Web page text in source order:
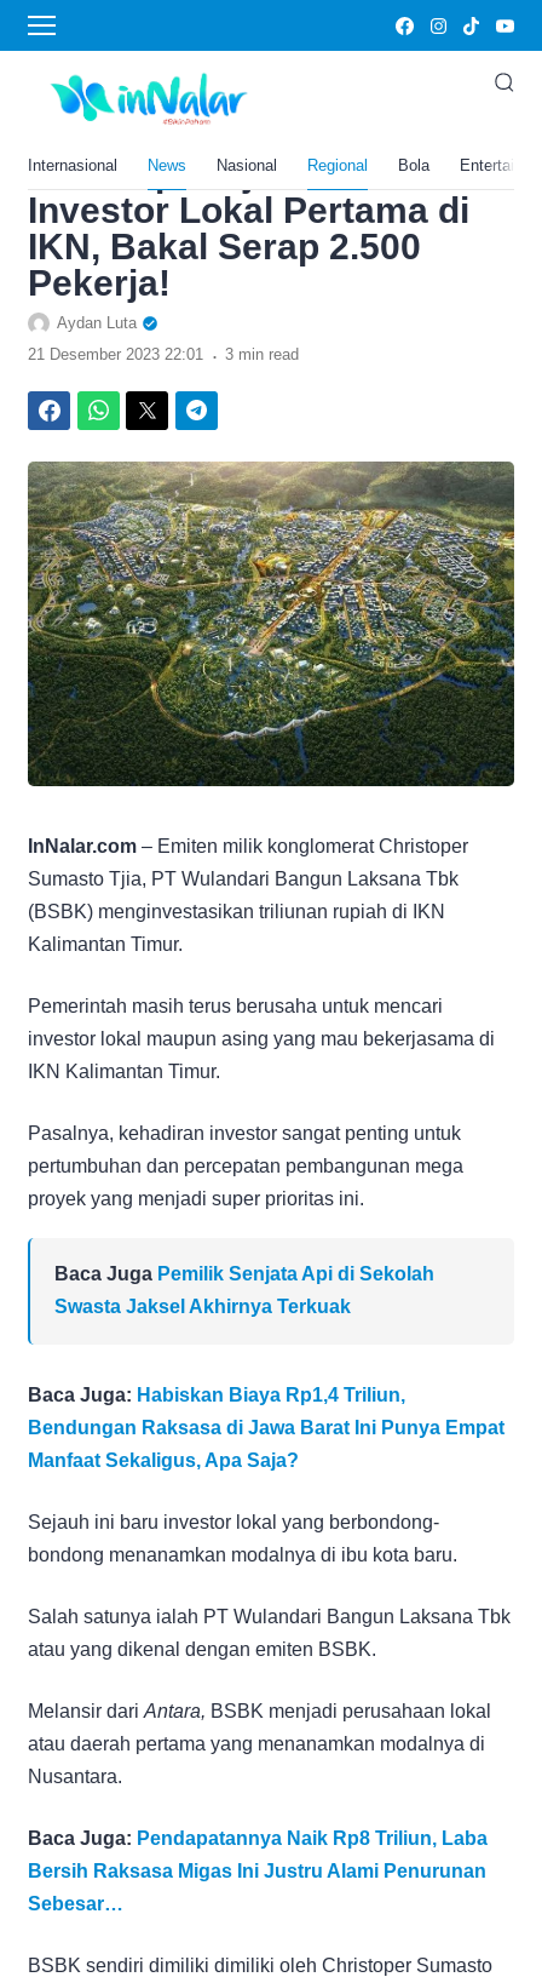
Internasional News Nasional Regional Bola
Home›News
Hebat! Investasi Rp3 Triliun,
Emiten Konglomerat
Christoper Tjia Jadi
Investor Lokal Pertama di
IKN, Bakal Serap 2.500
Pekerja!
Aydan Luta
21 Desember 2023 22:01 . 3 min read
InNalar.com – Emiten milik konglomerat Christoper
Sumasto Tjia, PT Wulandari Bangun Laksana Tbk
(BSBK) menginvestasikan triliunan rupiah di IKN
Kalimantan Timur.
Pemerintah masih terus berusaha untuk mencari
investor lokal maupun asing yang mau bekerjasama di
IKN Kalimantan Timur.
Pasalnya, kehadiran investor sangat penting untuk
pertumbuhan dan percepatan pembangunan mega
proyek yang menjadi super prioritas ini.
Baca Juga Pemilik Senjata Api di Sekolah
Swasta Jaksel Akhirnya Terkuak
Baca Juga: Habiskan Biaya Rp1,4 Triliun,
Bendungan Raksasa di Jawa Barat Ini Punya Empat
Manfaat Sekaligus, Apa Saja?
Sejauh ini baru investor lokal yang berbondong-
bondong menanamkan modalnya di ibu kota baru.
Salah satunya ialah PT Wulandari Bangun Laksana Tbk
atau yang dikenal dengan emiten BSBK.
Melansir dari Antara, BSBK menjadi perusahaan lokal
atau daerah pertama yang menanamkan modalnya di
Nusantara.
Baca Juga: Pendapatannya Naik Rp8 Triliun, Laba
Bersih Raksasa Migas Ini Justru Alami Penurunan
Sebesar…
BSBK sendiri dimiliki dimiliki oleh Christoper Sumasto